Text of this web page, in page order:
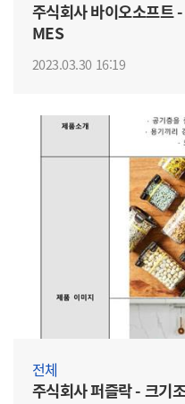
주식회사 바이오소프
MES
2023.03.30 16:19
전체
주식회사 퍼즐락 - 크기